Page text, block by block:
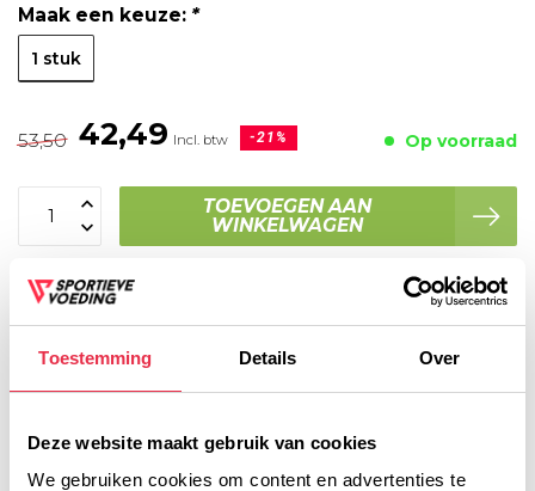
Toestemming Details Over
Deze website maakt gebruik van cookies
We gebruiken cookies om content en advertenties te
Maak een keuze: *
1 stuk
53,50 42,49 Incl. btw -21% Op voorraad
TOEVOEGEN AAN
WINKELWAGEN
Voor 16:00 besteld, dezelfde werkdag verzonden!